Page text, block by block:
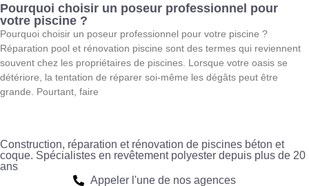
Pourquoi choisir un poseur professionnel pour
votre piscine ?
Pourquoi choisir un poseur professionnel pour votre piscine ?
Réparation pool et rénovation piscine sont des termes qui reviennent
souvent chez les propriétaires de piscines. Lorsque votre oasis se
détériore, la tentation de réparer soi-même les dégâts peut être
grande. Pourtant, faire
Construction, réparation et rénovation de piscines béton et
coque. Spécialistes en revêtement polyester depuis plus de 20
ans
Appeler l'une de nos agences